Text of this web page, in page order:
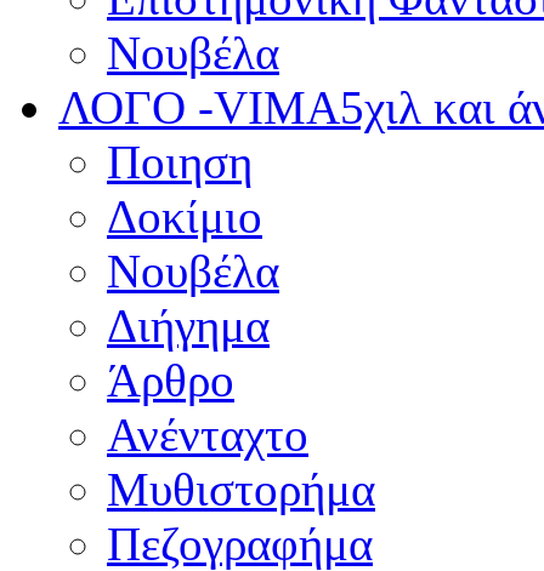
Νουβέλα
ΛΟΓΟ -VIMA5χιλ και
Ποιηση
Δοκίμιο
Νουβέλα
Διήγημα
Άρθρο
Ανένταχτο
Μυθιστορήμα
Πεζογραφήμα